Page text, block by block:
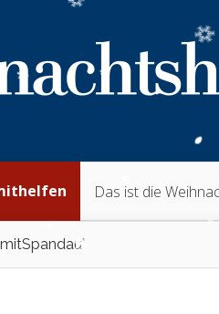
Das ist die
Spandau"